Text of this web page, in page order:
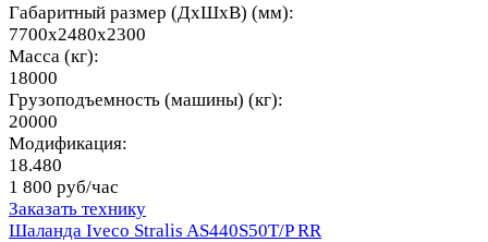
Габаритный размер (ДхШхВ) (мм):
7700x2480x2300
Масса (кг):
18000
Грузоподъемность (машины) (кг):
20000
Модификация:
18.480
1 800 руб/час
Заказать технику
Шаланда Iveco Stralis AS440S50T/P RR